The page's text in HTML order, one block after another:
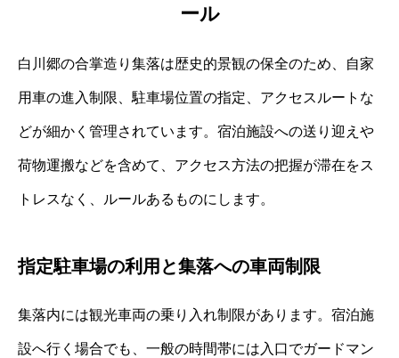
ール
白川郷の合掌造り集落は歴史的景観の保全のため、自家
用車の進入制限、駐車場位置の指定、アクセスルートな
どが細かく管理されています。宿泊施設への送り迎えや
荷物運搬などを含めて、アクセス方法の把握が滞在をス
トレスなく、ルールあるものにします。
指定駐車場の利用と集落への車両制限
集落内には観光車両の乗り入れ制限があります。宿泊施
設へ行く場合でも、一般の時間帯には入口でガードマン